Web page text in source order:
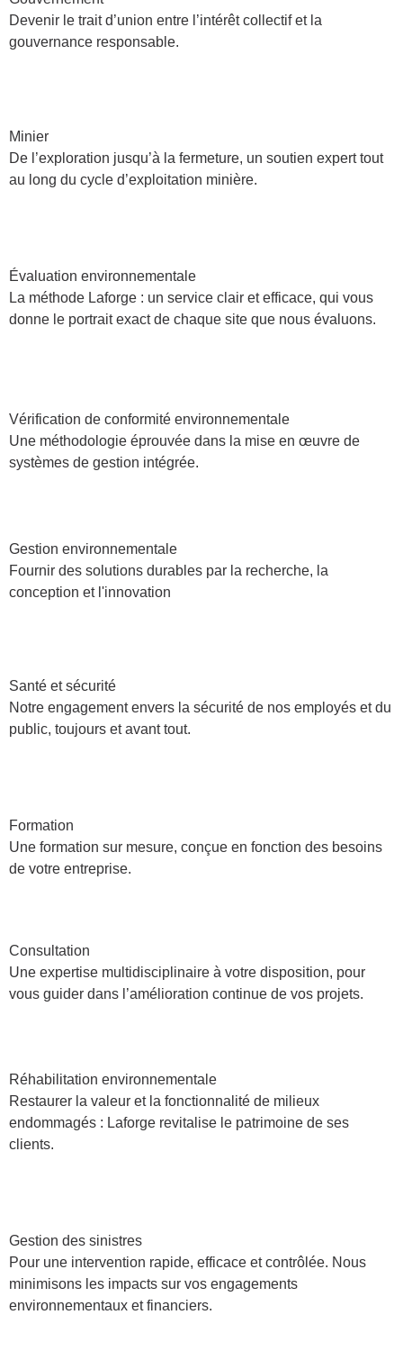
Devenir le trait d’union entre l’intérêt collectif et la
gouvernance responsable.
Minier
De l’exploration jusqu’à la fermeture, un soutien expert tout
au long du cycle d’exploitation minière.
Évaluation environnementale
La méthode Laforge : un service clair et efficace, qui vous
donne le portrait exact de chaque site que nous évaluons.
Vérification de conformité environnementale
Une méthodologie éprouvée dans la mise en œuvre de
systèmes de gestion intégrée.
Gestion environnementale
Fournir des solutions durables par la recherche, la
conception et l'innovation
Santé et sécurité
Notre engagement envers la sécurité de nos employés et du
public, toujours et avant tout.
Formation
Une formation sur mesure, conçue en fonction des besoins
de votre entreprise.
Consultation
Une expertise multidisciplinaire à votre disposition, pour
vous guider dans l’amélioration continue de vos projets.
Réhabilitation environnementale
Restaurer la valeur et la fonctionnalité de milieux
endommagés : Laforge revitalise le patrimoine de ses
clients.
Gestion des sinistres
Pour une intervention rapide, efficace et contrôlée. Nous
minimisons les impacts sur vos engagements
environnementaux et financiers.